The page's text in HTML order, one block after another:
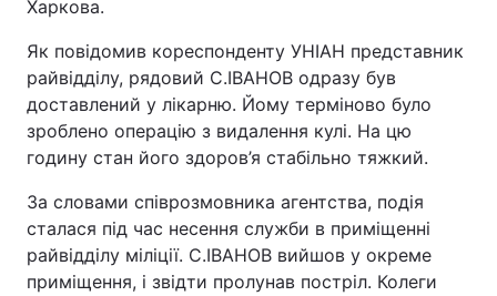
Харкова.
Як повідомив кореспонденту УНІАН представник
райвідділу, рядовий С.ІВАНОВ одразу був
доставлений у лікарню. Йому терміново було
зроблено операцію з видалення кулі. На цю
годину стан його здоров’я стабільно тяжкий.
За словами співрозмовника агентства, подія
сталася під час несення служби в приміщенні
райвідділу міліції. С.ІВАНОВ вийшов у окреме
приміщення, і звідти пролунав постріл. Колеги